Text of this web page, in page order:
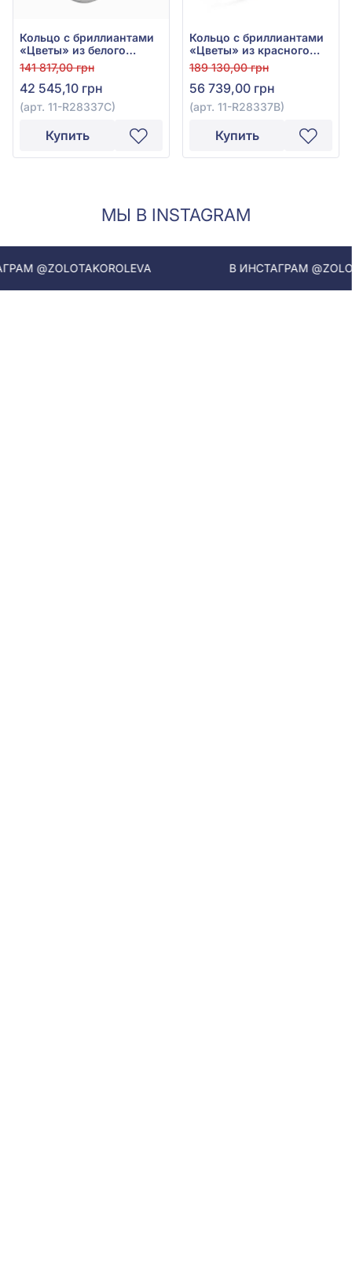
Кольцо с бриллиантами
«Цветы» из белого
золота 585° с
бриллиантом 0,01ct,
топазом Sky Blue 7,65ct,
аметистом 2,2ct,
бирюзой 0,62ct и
хризолитом 0,85ct, арт.
11-R28337С
141 817,00 грн
42 545,10 грн
(арт. 11-R28337С)
Купить
Кольцо с бриллиантами
«Цветы» из красного
золота 585° с
бриллиантом 0,02ct,
аметистом 13,34ct,
турмалином 0,2ct,
хризолитом 0,59ct и
перламутром 0,61ct, арт.
11-R28337В
189 130,00 грн
56 739,00 грн
(арт. 11-R28337В)
Купить
МЫ В INSTAGRAM
В ИНСТАГРАМ